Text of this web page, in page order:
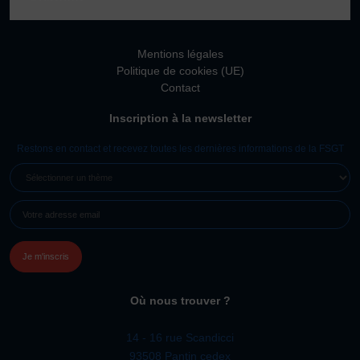
Vivicittà
Réaffiliation
Prise de licence
JE SOUHAITE TROUVER UN COMITÉ
JE SOUHAITE ADHÉRER
Affiliation
Honorabilité
Certificat Médical
Mentions légales
Politique de cookies (UE)
Contact
Inscription à la newsletter
Restons en contact et recevez toutes les dernières informations de la FSGT
UN
(NÉCESSAIRE)
MAIL
Où nous trouver ?
14 - 16 rue Scandicci
93508 Pantin cedex